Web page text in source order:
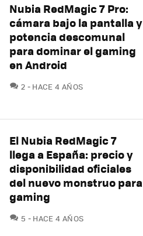
Nubia RedMagic 7 Pro:
cámara bajo la pantalla y
potencia descomunal
para dominar el gaming
en Android
2 COMENTARIOS
HACE 4 AÑOS
El Nubia RedMagic 7
llega a España: precio y
disponibilidad oficiales
del nuevo monstruo para
gaming
5 COMENTARIOS
HACE 4 AÑOS